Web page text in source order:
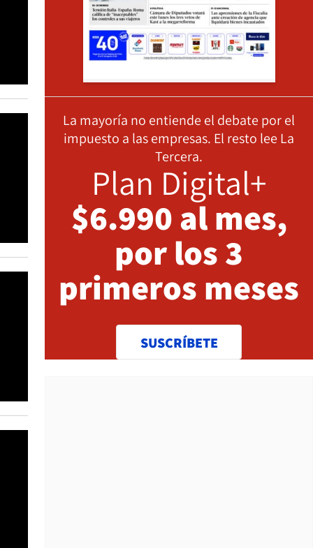
La mayoría no entiende el debate por el
impuesto a las empresas. El resto lee La
Tercera.
Plan Digital+
$6.990 al mes,
por los 3
primeros meses
SUSCRÍBETE